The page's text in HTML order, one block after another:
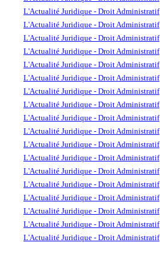
L'Actualité Juridique - Droit Administratif
L'Actualité Juridique - Droit Administratif
L'Actualité Juridique - Droit Administratif
L'Actualité Juridique - Droit Administratif
L'Actualité Juridique - Droit Administratif
L'Actualité Juridique - Droit Administratif
L'Actualité Juridique - Droit Administratif
L'Actualité Juridique - Droit Administratif
L'Actualité Juridique - Droit Administratif
L'Actualité Juridique - Droit Administratif
L'Actualité Juridique - Droit Administratif
L'Actualité Juridique - Droit Administratif
L'Actualité Juridique - Droit Administratif
L'Actualité Juridique - Droit Administratif
L'Actualité Juridique - Droit Administratif
L'Actualité Juridique - Droit Administratif
L'Actualité Juridique - Droit Administratif
L'Actualité Juridique - Droit Administratif